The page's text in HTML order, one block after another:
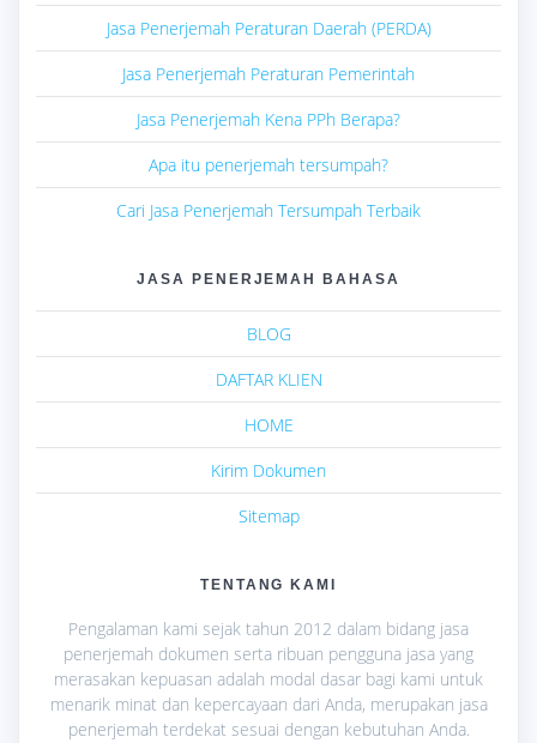
Jasa Penerjemah Peraturan Daerah (PERDA)
Jasa Penerjemah Peraturan Pemerintah
Jasa Penerjemah Kena PPh Berapa?
Apa itu penerjemah tersumpah?
Cari Jasa Penerjemah Tersumpah Terbaik
JASA PENERJEMAH BAHASA
BLOG
DAFTAR KLIEN
HOME
Kirim Dokumen
Sitemap
TENTANG KAMI
Pengalaman kami sejak tahun 2012 dalam bidang jasa
penerjemah dokumen serta ribuan pengguna jasa yang
merasakan kepuasan adalah modal dasar bagi kami untuk
menarik minat dan kepercayaan dari Anda, merupakan jasa
penerjemah terdekat sesuai dengan kebutuhan Anda.